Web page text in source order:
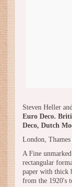
Steven Heller
Euro Deco.
Deco, Dutch
London,
A Fine
rectangular
paper with thick
from the 1920's